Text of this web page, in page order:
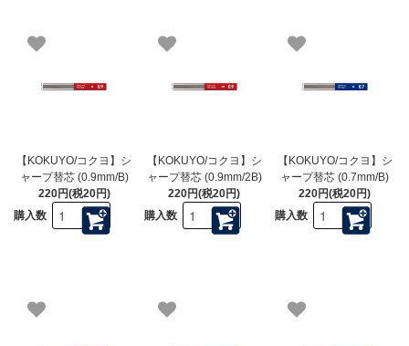
【KOKUYO/コクヨ】シ
ャープ替芯 (0.9mm/B)
220円(税20円)
購入数
【KOKUYO/コクヨ】シ
ャープ替芯 (0.9mm/2B)
220円(税20円)
購入数
【KOKUYO/コクヨ】シ
ャープ替芯 (0.7mm/B)
220円(税20円)
購入数